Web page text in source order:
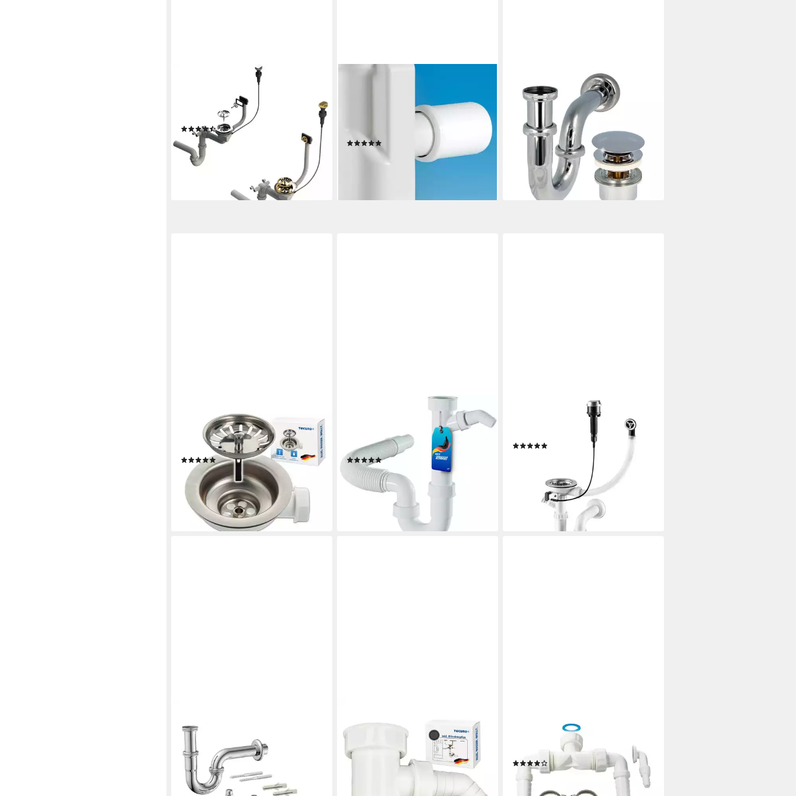
Siphon Siphon Siphon Silber/Gold
mit Überlauf für das Spülbecken
Automatisch
(10)
14,90 € UVP26,49 €
-44%
lieferbar - in 2-3 Werktagen bei dir
Ablaufgarnitur f. Küche und Bad,
Ausgang-Adapter von Ø 40 mm
(DN40) auf Ø 50 mm (DN50), weiß
lieferbar - in 2-3 Werktagen bei dir
Siphon Siphon mit Pop Up
Ablaufventil verchromt - Set für
Waschtisch, (Ablaufventil und
Röhrensiphon)
25,96 €
lieferbar - in 3-4 Werktagen bei dir
Siphon Siebkorbventil Ø 114 mm (3
1/2 Zoll) x Abg. seitlich 1 Zoll (25
(2)
10,04 €
lieferbar - in 3-4 Werktagen bei dir
Küchenspüle, mit flexiblem
Ablaufschlauch, 100% Wasserdicht
(5)
14,95 € UVP18,95 €
-21%
lieferbar - in 3-4 Werktagen bei dir
Siphon Siphon Silber mit Überlauf für
das Spülbecken Automatisch Ablauf
lieferbar - in 2-3 Werktagen bei dir
Siphon, (15-tlg)
29,99 €
lieferbar - in 2-3 Werktagen bei dir
Siphon
lieferbar - in 3-4 Werktagen bei dir
Siphon Waschgeräte
Doppelanschluss für Trockner und
Waschmaschine, 1 Zoll ÜWM
(2)
11,46 €
lieferbar - in 3-4 Werktagen bei dir